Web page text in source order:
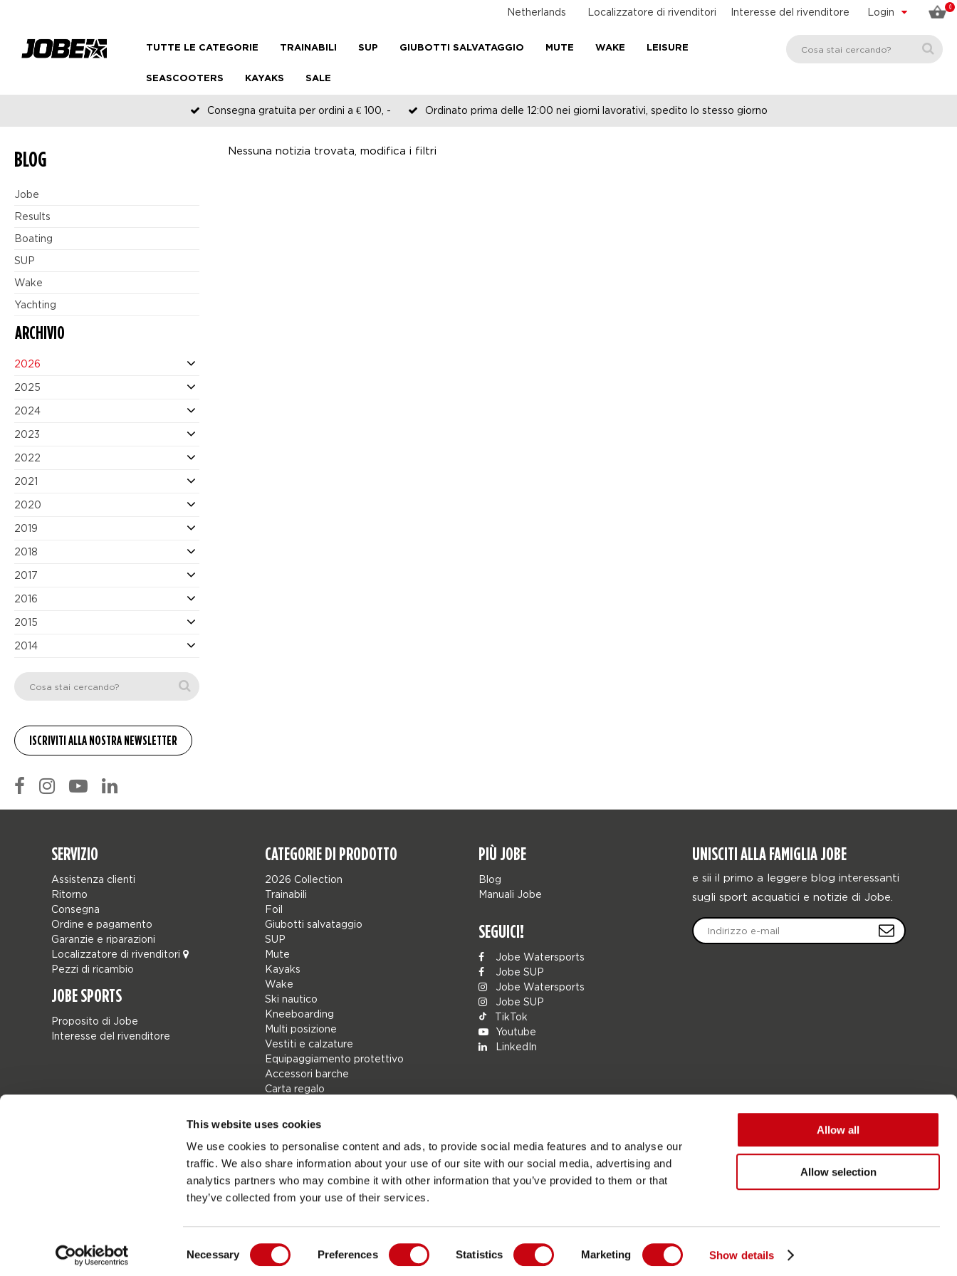
This website uses cookies
We use cookies to personalise content and ads, to provide social media features and to analyse our
traffic. We also share information about your use of our site with our social media, advertising and
analytics partners who may combine it with other information that you’ve provided to them or that
they’ve collected from your use of their services.
Selection
Necessary Preferences Statistics Marketing Show details
Allow all
Allow selection
0
Login
Interesse del rivenditore
Localizzatore di rivenditori
Netherlands
TUTTE LE CATEGORIE TRAINABILI SUP GIUBOTTI SALVATAGGIO MUTE WAKE LEISURE
SEASCOOTERS KAYAKS SALE
Consegna gratuita per ordini a € 100, - Ordinato prima delle 12:00 nei giorni lavorativi, spedito lo stesso giorno
BLOG
Jobe
Results
Boating
SUP
Wake
Yachting
ARCHIVIO
2026
2025
2024
2023
2022
2021
2020
2019
2018
2017
2016
2015
2014
Nessuna notizia trovata, modifica i filtri
SERVIZIO
Assistenza clienti
Ritorno
Consegna
Ordine e pagamento
Garanzie e riparazioni
Localizzatore di rivenditori
Pezzi di ricambio
JOBE SPORTS
Proposito di Jobe
Interesse del rivenditore
CATEGORIE DI PRODOTTO
2026 Collection
Trainabili
Foil
Giubotti salvataggio
SUP
Mute
Kayaks
Wake
Ski nautico
Kneeboarding
Multi posizione
Vestiti e calzature
Equipaggiamento protettivo
Accessori barche
Carta regalo
Collaborations
SALE
Mix & Match
Pezzi di ricambio
PIÙ JOBE
Blog
Manuali Jobe
SEGUICI!
Jobe Watersports
Jobe SUP
Jobe Watersports
Jobe SUP
TikTok
Youtube
LinkedIn
UNISCITI ALLA FAMIGLIA JOBE
e sii il primo a leggere blog interessanti
sugli sport acquatici e notizie di Jobe.
Netherlands Jobesports.com - Sito ufficiale
Accessibilità